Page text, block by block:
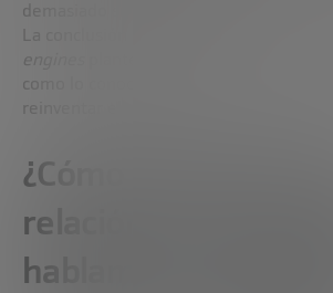
demasiado su procedencia.
La conclusión es inquietante: el auge
engines
como lo conocemos. Y aún nadie tiene
reinventar el modelo.
¿Cómo cambia
relación con la IA
hablamos, le